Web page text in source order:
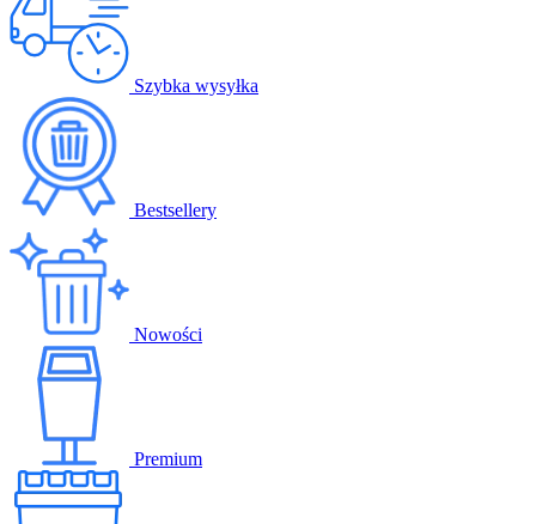
Szybka wysyłka
Bestsellery
Nowości
Premium